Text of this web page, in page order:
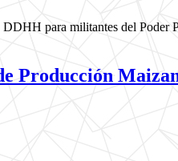
para militantes del Poder
Producción